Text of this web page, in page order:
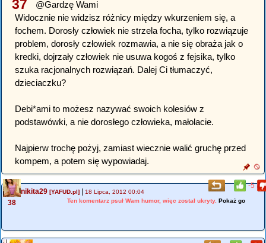
37
@Gardzę Wami
Widocznie nie widzisz różnicy między wkurzeniem się, a
fochem. Dorosły człowiek nie strzela focha, tylko rozwiązuje
problem, dorosły człowiek rozmawia, a nie się obraża jak o
kredki, dojrzały człowiek nie usuwa kogoś z fejsika, tylko
szuka racjonalnych rozwiązań. Dalej Ci tłumaczyć,
dzieciaczku?
Debi*ami to możesz nazywać swoich kolesiów z
podstawówki, a nie dorosłego człowieka, małolacie.
Najpierw trochę pożyj, zamiast wiecznie walić gruchę przed
kompem, a potem się wypowiadaj.
-5
38
nikita29 [YAFUD.pl] | 18 Lipca, 2012 00:04
Ten komentarz psuł Wam humor, więc został ukryty. Pokaż go